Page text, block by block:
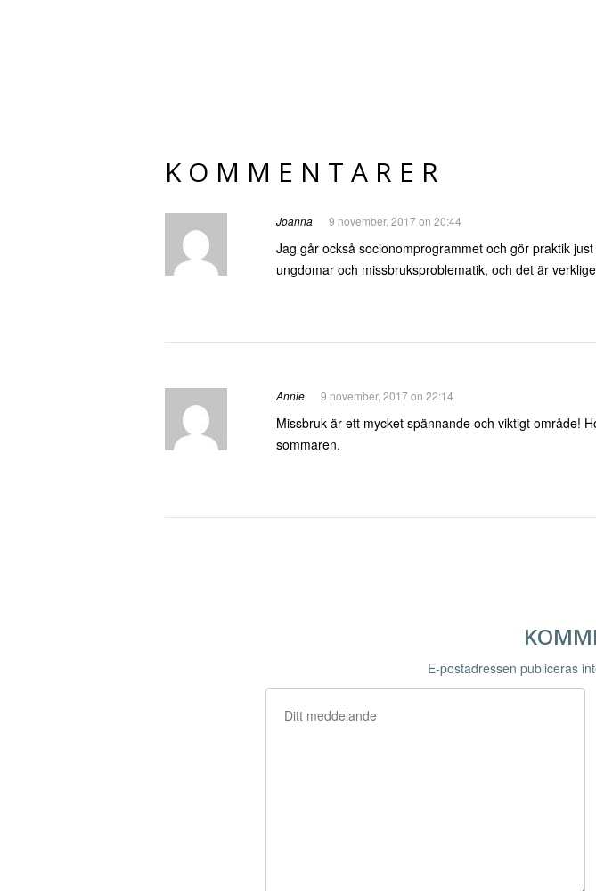
KOMMENTARER
Joanna 9 november, 2017 on 20:44
Jag går också socionomprogrammet och gör praktik
ungdomar och missbruksproblematik, och det är
Annie 9 november, 2017 on 22:14
Missbruk är ett mycket spännande och viktigt område!
sommaren.
E-postadressen publiceras